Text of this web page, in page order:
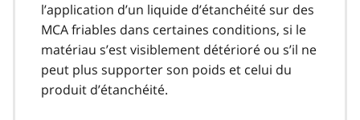
l’application d’un liquide d’étanchéité sur des
MCA friables dans certaines conditions, si le
matériau s’est visiblement détérioré ou s’il ne
peut plus supporter son poids et celui du
produit d’étanchéité.